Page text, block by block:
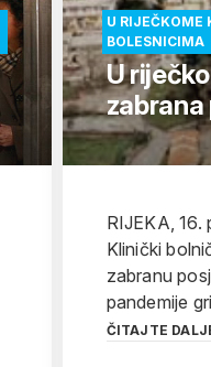
U RIJEČKOME
BOLESNICIMA
U
RIJEKA,
Klinički
zabranu
pandemije
ČITAJTE